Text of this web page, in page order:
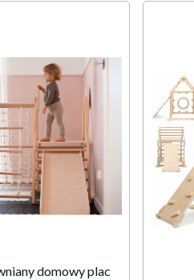
domowy plac